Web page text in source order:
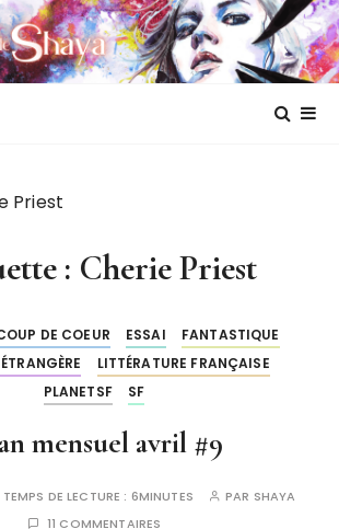
lectures de Shaya
Priest
: Cherie Priest
DE COEUR ESSAI
FANTASTIQUE
LITTÉRATURE FRANÇAISE
PLANETSF
SF
mensuel avril #9
TEMPS DE LECTURE : 6MINUTES PAR SHAYA
11 COMMENTAIRES